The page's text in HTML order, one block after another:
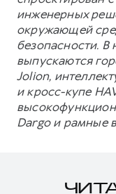
инженерных
окружающей
безопасности. В
выпускаются
Jolion,
и кросс-купе
Dargo и рамные